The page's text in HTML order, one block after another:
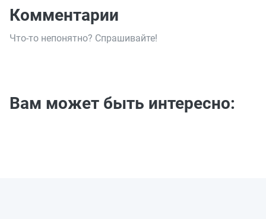
Комментарии
Что-то непонятно? Спрашивайте!
Вам может быть интересно: